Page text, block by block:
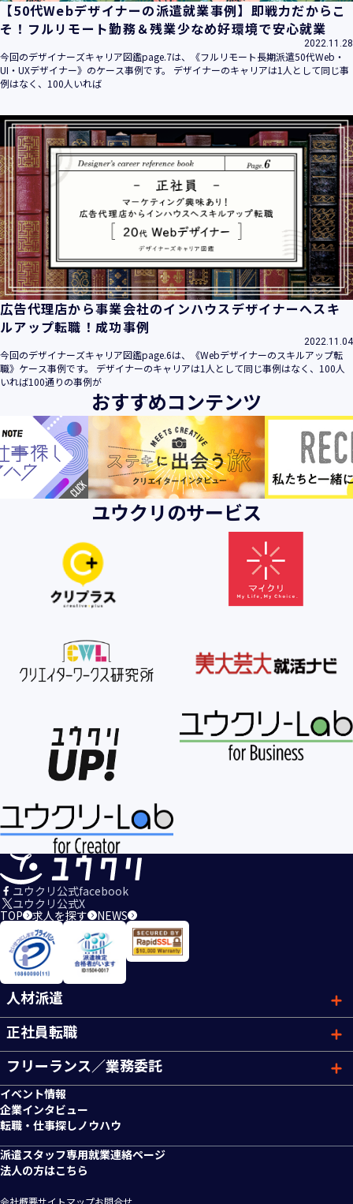
【50代Webデザイナーの派遣就業事例】即戦力だからこ
そ！フルリモート勤務＆残業少なめ好環境で安心就業
2022.11.28
今回のデザイナーズキャリア図鑑page.7は、《フルリモート長期派遣50代Web・
UI・UXデザイナー》のケース事例です。 デザイナーのキャリアは1人として同じ事
例はなく、100人いれば
広告代理店から事業会社のインハウスデザイナーへスキ
ルアップ転職！成功事例
2022.11.04
今回のデザイナーズキャリア図鑑page.6は、《Webデザイナーのスキルアップ転
職》ケース事例です。 デザイナーのキャリアは1人として同じ事例はなく、100人
いれば100通りの事例が
おすすめコンテンツ
ユウクリのサービス
ユウクリ公式facebook
ユウクリ公式X
TOP 求人を探す NEWS
人材派遣
正社員転職
フリーランス／業務委託
イベント情報
企業インタビュー
転職・仕事探しノウハウ
派遣スタッフ専用就業連絡ページ
法人の方はこちら